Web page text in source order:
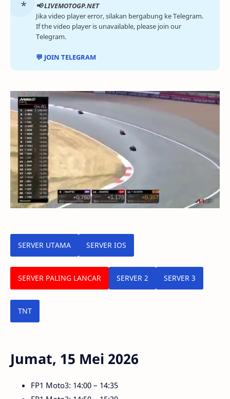
📢 LIVEMOTOGP.NET
Jika video player error, silakan bergabung ke Telegram.
If the video player is unavailable, please join our
Telegram.
💬 JOIN TELEGRAM
Mute
SERVER UTAMA SERVER IOS
SERVER PALING LANCAR SERVER 2 SERVER 3
TNT
Jumat, 15 Mei 2026
FP1 Moto3: 14:00 – 14:35